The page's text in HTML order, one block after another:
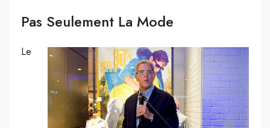
Pas Seulement La Mode
Le